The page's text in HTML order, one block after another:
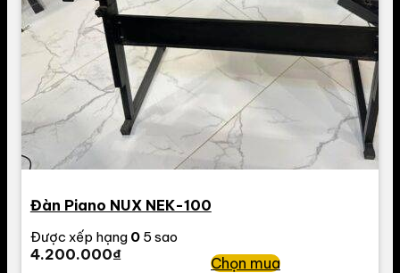
Đàn Piano NUX NEK-100
Được xếp hạng 05 sao
4.200.000₫ Chọn mua